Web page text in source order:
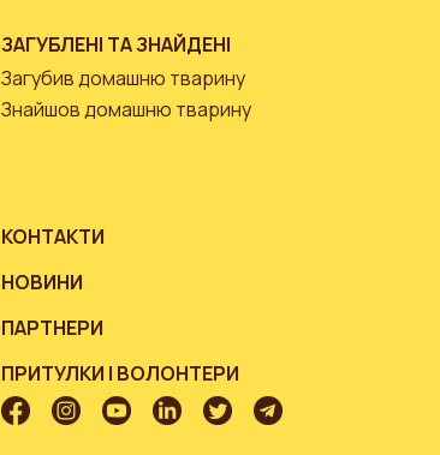
ЗАГУБЛЕНІ ТА ЗНАЙДЕНІ
Загубив домашню тварину
Знайшов домашню тварину
КОНТАКТИ
НОВИНИ
ПАРТНЕРИ
ПРИТУЛКИ І ВОЛОНТЕРИ